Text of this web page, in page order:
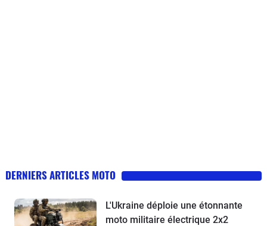
DERNIERS ARTICLES MOTO
L'Ukraine déploie une étonnante
moto militaire électrique 2x2